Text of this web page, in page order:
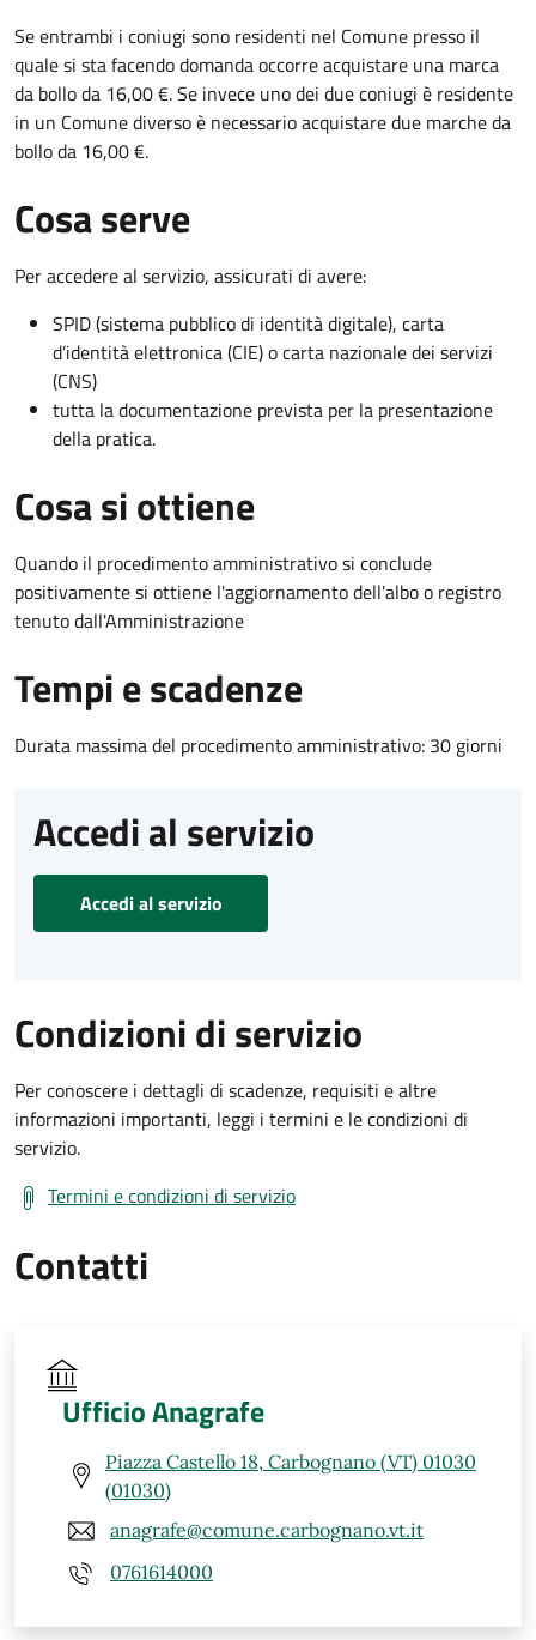
Se entrambi i coniugi sono residenti nel Comune presso il
quale si sta facendo domanda occorre acquistare una marca
da bollo da 16,00 €. Se invece uno dei due coniugi è residente
in un Comune diverso è necessario acquistare due marche da
bollo da 16,00 €.
Cosa serve
Per accedere al servizio, assicurati di avere:
SPID (sistema pubblico di identità digitale), carta
d’identità elettronica (CIE) o carta nazionale dei servizi
(CNS)
tutta la documentazione prevista per la presentazione
della pratica.
Cosa si ottiene
Quando il procedimento amministrativo si conclude
positivamente si ottiene l'aggiornamento dell'albo o registro
tenuto dall'Amministrazione
Tempi e scadenze
Durata massima del procedimento amministrativo: 30 giorni
Accedi al servizio
Accedi al servizio
Condizioni di servizio
Per conoscere i dettagli di scadenze, requisiti e altre
informazioni importanti, leggi i termini e le condizioni di
servizio.
Termini e condizioni di servizio
Contatti
Ufficio Anagrafe
Piazza Castello 18, Carbognano (VT) 01030
(01030)
anagrafe@comune.carbognano.vt.it
0761614000